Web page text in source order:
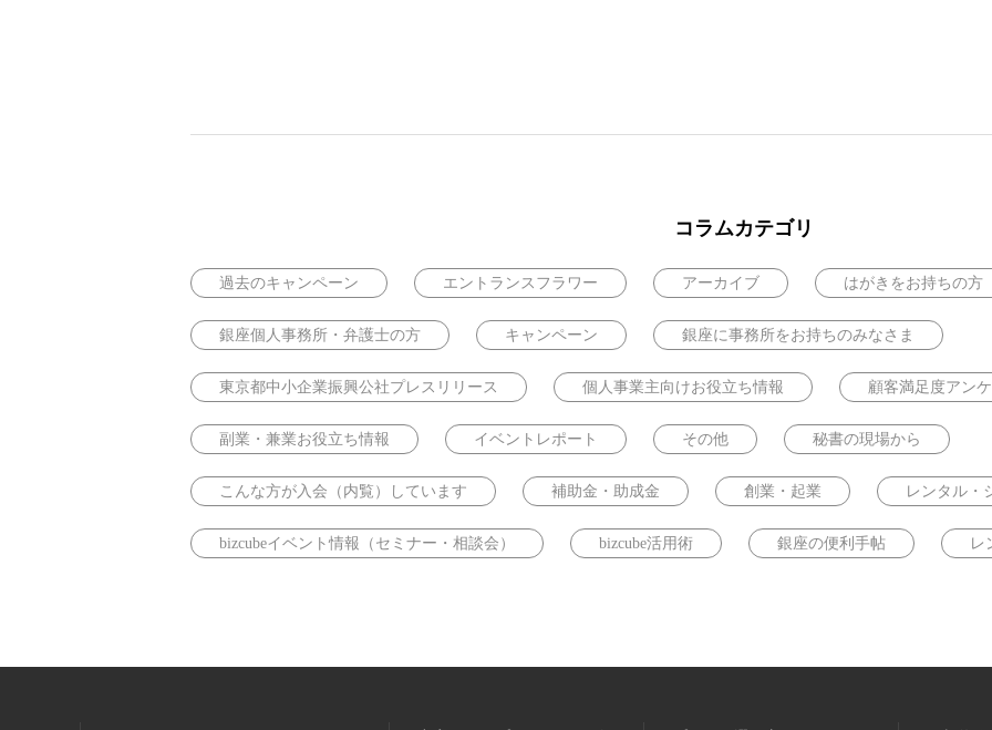
コラムカテゴリ
過去のキャンペーン エントランスフラワー アーカイブ はがきをお持ちの方
銀座個人事務所・弁護士の方 キャンペーン 銀座に事務所をお持ちのみなさま
東京都中小企業振興公社プレスリリース 個人事業主向けお役立ち情報 顧客満足度アン
副業・兼業お役立ち情報 イベントレポート その他 秘書の現場から
こんな方が入会（内覧）しています 補助金・助成金 創業・起業 レンタル・
bizcubeイベント情報（セミナー・相談会） bizcube活用術 銀座の便利手帖 レ